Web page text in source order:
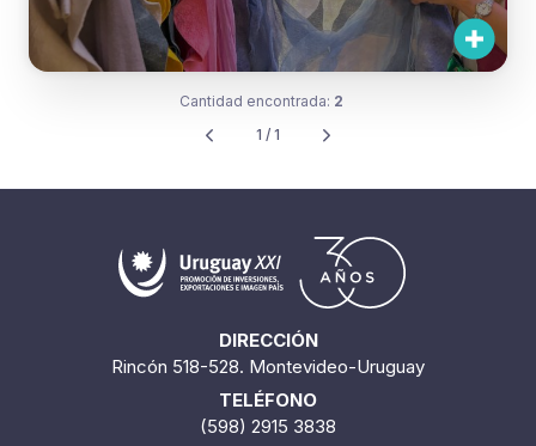
Cantidad encontrada: 2
1 / 1
DIRECCIÓN
Rincón 518-528. Montevideo-Uruguay
TELÉFONO
(598) 2915 3838